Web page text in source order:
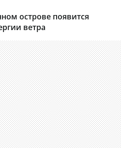
острове появится
ветра